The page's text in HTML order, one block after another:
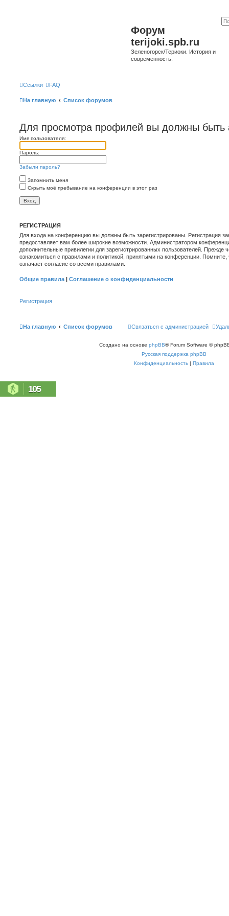
Форум
terijoki.spb.ru
Зеленогорск/Териоки. История и
современность.
Ссылки FAQ
На главную Список форумов
Для просмотра профилей вы должны быть
Имя пользователя:
Пароль:
Забыли пароль?
Запомнить меня
Скрыть моё пребывание на конференции в этот раз
РЕГИСТРАЦИЯ
Для входа на конференцию вы должны быть зарегистрированы. Регистрация
предоставляет вам более широкие возможности. Администратором
дополнительные привилегии для зарегистрированных пользователей. Прежде
ознакомиться с правилами и политикой, принятыми на конференции.
означает согласие со всеми правилами.
Общие правила | Соглашение о конфиденциальности
Регистрация
На главную Список форумов Связаться с администрацией
Создано на основе phpBB® Forum Software ©
Русская поддержка phpBB
Конфиденциальность | Правила
105